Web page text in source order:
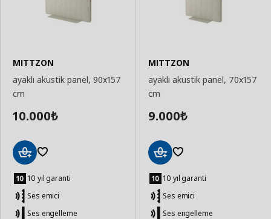
MITTZON
ayaklı akustik panel, 90x157
cm
10.000₺
Ekle 10 yıl garanti
Ses emici
Ses engelleme
MITTZON
ayaklı akustik panel, 70x157
cm
9.000₺
Ekle 10 yıl garanti
Ses emici
Ses engelleme